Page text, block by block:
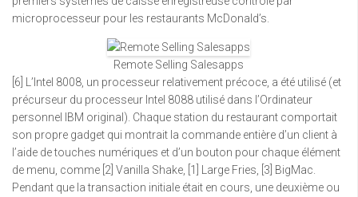
microprocesseur pour les restaurants McDonald’s.
Remote Selling Salesapps
[6] L’Intel 8008, un processeur relativement précoce, a été utilisé (et
précurseur du processeur Intel 8088 utilisé dans l’Ordinateur
personnel IBM original). Chaque station du restaurant comportait
son propre gadget qui montrait la commande entière d’un client à
l’aide de touches numériques et d’un bouton pour chaque élément
de menu, comme [2] Vanilla Shake, [1] Large Fries, [3] BigMac.
Pendant que la transaction initiale était en cours, une deuxième ou